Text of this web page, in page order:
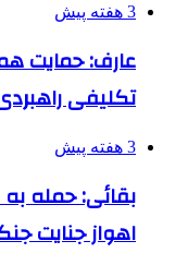
3 هفته پیش
عارف: حمایت
تکلیفی
3 هفته پیش
بقائی: حمله
اهواز جنایت